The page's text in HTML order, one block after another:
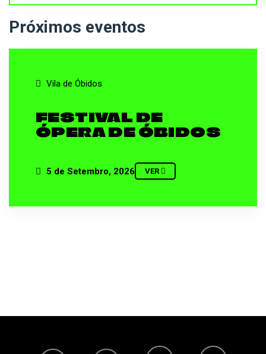
Próximos eventos
Vila de Óbidos
FESTIVAL DE
ÓPERA DE ÓBIDOS
5 de Setembro, 2026 VER